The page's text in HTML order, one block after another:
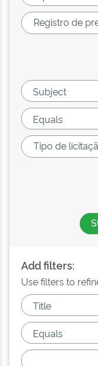
Add filters:
Use filters to